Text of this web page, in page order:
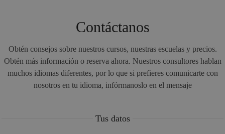
Contáctanos
Obtén consejos sobre nuestros cursos, nuestras escuelas y precios.
Obtén más información o reserva ahora. Nuestros consultores hablan
muchos idiomas diferentes, por lo que si prefieres comunicarte con
nosotros en tu idioma, infórmanoslo en el mensaje
Tus datos